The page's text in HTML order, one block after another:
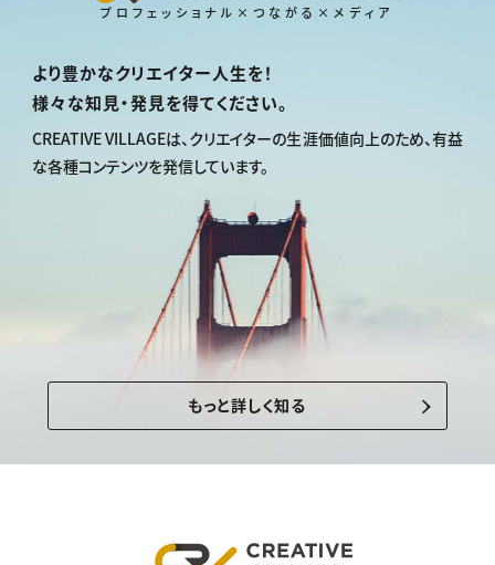
プロフェッショナル×つながる×メディア
より豊かなクリエイター人生を！
様々な知見・発見を得てください。
CREATIVE VILLAGEは、クリエイターの生涯価値向上のため、有益
な各種コンテンツを発信しています。
もっと詳しく知る